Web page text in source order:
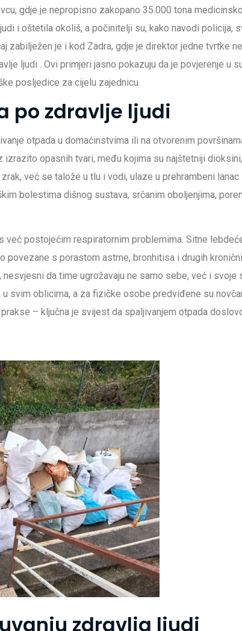
gdje je nepropisno zakopano 35.000 tona
i oštetila okoliš, a počinitelji su, kako navodi policija,
zabilježen je i kod Zadra, gdje je direktor jedne tvrtke
ljudi . Ovi primjeri jasno pokazuju da je povjerenje u
posljedice za cijelu zajednicu.
po zdravlje ljudi
otpada u domaćinstvima ili na otvorenim
opasnih tvari, među kojima su najštetniji
već se talože u tlu i vodi, ulaze u prehrambeni lanac
bolestima dišnog sustava, srčanim oboljenjima,
postojećim respiratornim problemima. Sitne
povezane s porastom astme, bronhitisa i drugih
da time ugrožavaju ne samo sebe, već i svoje
svim oblicima, a za fizičke osobe predviđene su
– ključna je svijest da spaljivanjem otpada
zdravlja ljudi